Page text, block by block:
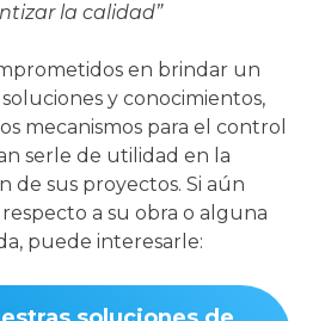
la calidad”
en brindar un
y conocimientos,
mecanismos para el control
serle de utilidad en la
de sus proyectos. Si aún
a su obra o alguna
puede interesarle: